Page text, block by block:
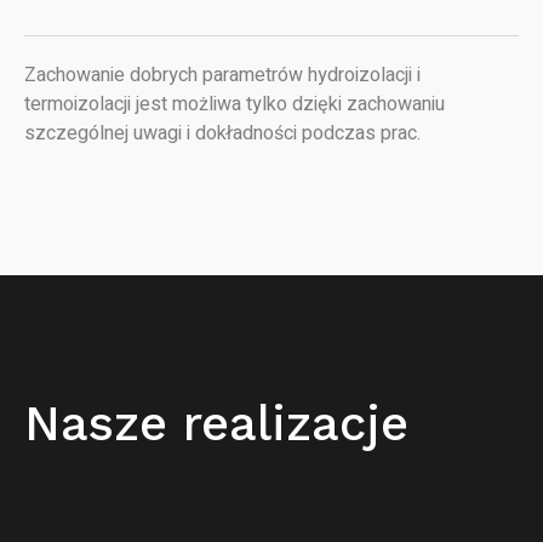
Zachowanie dobrych parametrów hydroizolacji i
termoizolacji jest możliwa tylko dzięki zachowaniu
szczególnej uwagi i dokładności podczas prac.
Nasze realizacje